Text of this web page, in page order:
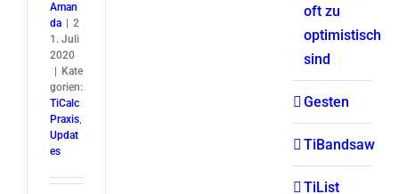
Aman
da
2
1. Juli
2020
Kate
gorien:
TiCalc
Praxis,
Updat
es
oft zu
optimistisch
sind
Gesten
TiBandsaw
TiList